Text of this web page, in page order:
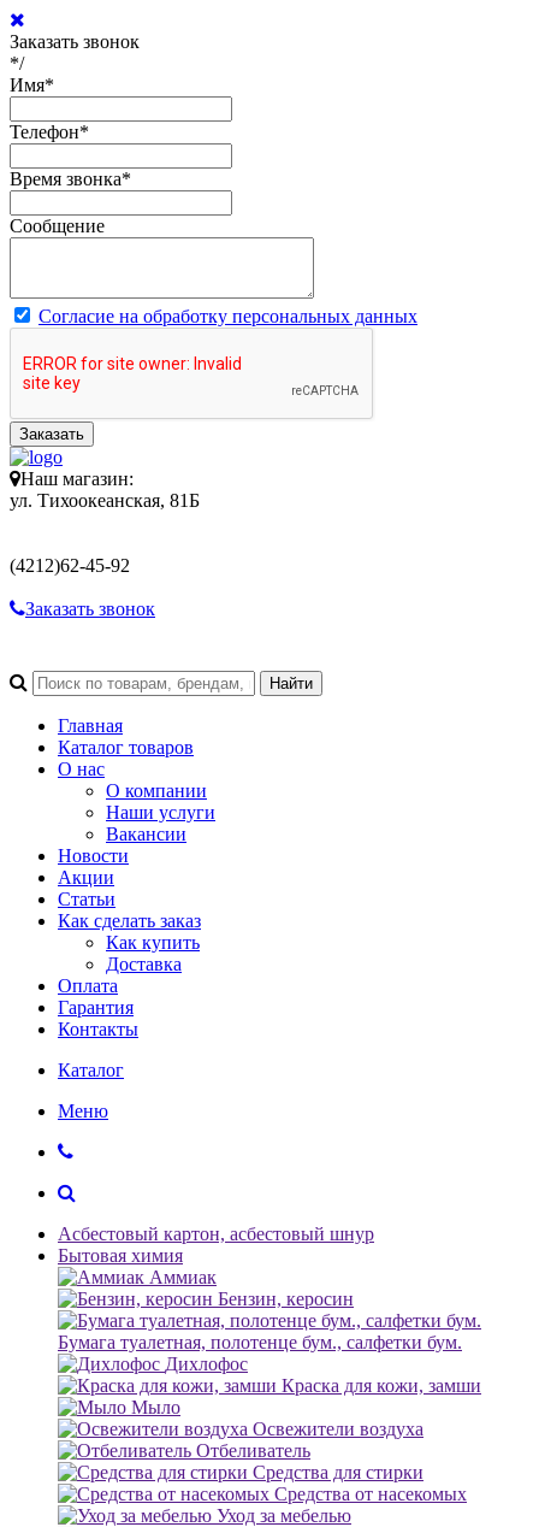
Заказать звонок
*/
Имя*
Телефон*
Время звонка*
Сообщение
Согласие на обработку персональных данных
Заказать
Наш магазин:
ул. Тихоокеанская, 81Б
(4212)62-45-92
Заказать звонок
Главная
Каталог товаров
О нас
О компании
Наши услуги
Вакансии
Новости
Акции
Статьи
Как сделать заказ
Как купить
Доставка
Оплата
Гарантия
Контакты
Каталог
Меню
Асбестовый картон, асбестовый шнур
Бытовая химия
Аммиак
Бензин, керосин
Бумага туалетная, полотенце бум., салфетки бум.
Дихлофос
Краска для кожи, замши
Мыло
Освежители воздуха
Отбеливатель
Средства для стирки
Средства от насекомых
Уход за мебелью